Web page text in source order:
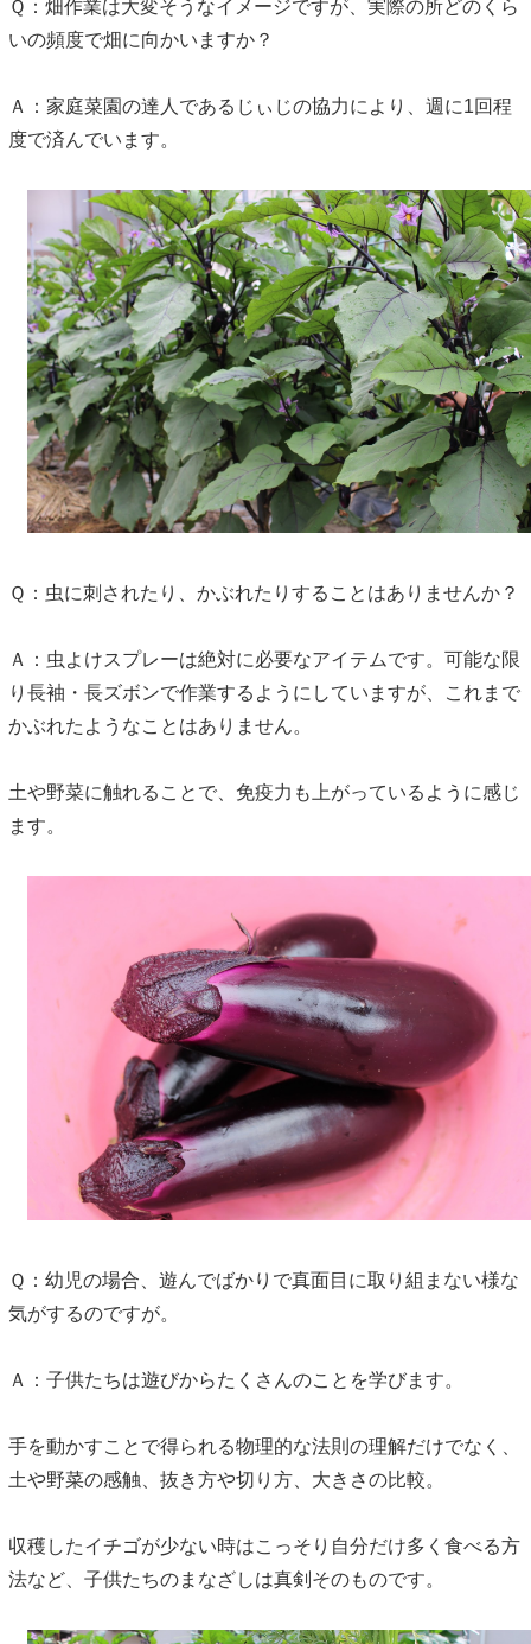
Ｑ：畑作業は大変そうなイメージですが、実際の所どのくら
いの頻度で畑に向かいますか？
Ａ：家庭菜園の達人であるじぃじの協力により、週に1回程
度で済んでいます。
Ｑ：虫に刺されたり、かぶれたりすることはありませんか？
Ａ：虫よけスプレーは絶対に必要なアイテムです。可能な限
り長袖・長ズボンで作業するようにしていますが、これまで
かぶれたようなことはありません。
土や野菜に触れることで、免疫力も上がっているように感じ
ます。
Ｑ：幼児の場合、遊んでばかりで真面目に取り組まない様な
気がするのですが。
Ａ：子供たちは遊びからたくさんのことを学びます。
手を動かすことで得られる物理的な法則の理解だけでなく、
土や野菜の感触、抜き方や切り方、大きさの比較。
収穫したイチゴが少ない時はこっそり自分だけ多く食べる方
法など、子供たちのまなざしは真剣そのものです。